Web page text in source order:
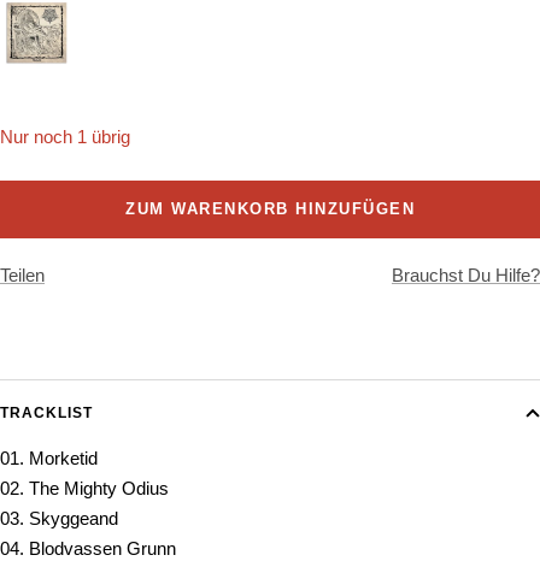
Nur noch 1 übrig
ZUM WARENKORB HINZUFÜGEN
Teilen Brauchst Du Hilfe?
TRACKLIST
01. Morketid
02. The Mighty Odius
03. Skyggeand
04. Blodvassen Grunn